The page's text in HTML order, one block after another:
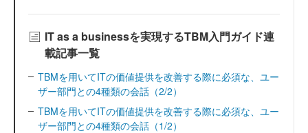
IT as a businessを実現するTBM入門ガイド連
載記事一覧
TBMを用いてITの価値提供を改善する際に必須な、ユー
ザー部門との4種類の会話（2/2）
TBMを用いてITの価値提供を改善する際に必須な、ユー
ザー部門との4種類の会話（1/2）